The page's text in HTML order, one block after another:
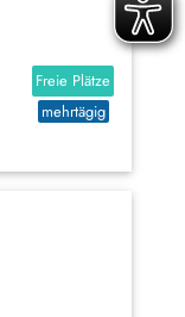
Freie Plätze
mehrtägig